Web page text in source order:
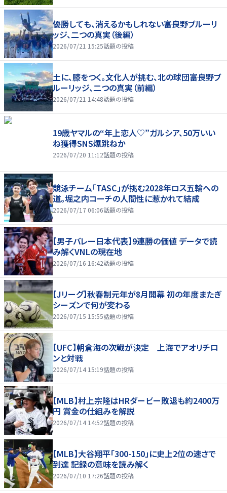
優勝しても、消えるかもしれない――富良野ブルーリ
ッジ、二つの真実（後編）
2026/07/21 15:25話題の投稿
土に、膝をつく。文化人が挑む、北の球団――富良野ブ
ルーリッジ、二つの真実（前編）
2026/07/21 14:48話題の投稿
19歳ヤマルの“年上恋人♡”ガルシア、50万いい
ね獲得SNS爆跳ねか
2026/07/20 11:12話題の投稿
競泳チーム「TASC」が挑む2028年ロス五輪への
道。堀之内コーチの人間性に惹かれて結成
2026/07/17 06:06話題の投稿
【男子バレー日本代表】9連勝の価値 データで読
み解くVNLの現在地
2026/07/16 16:42話題の投稿
【Jリーグ】秋春制元年が8月開幕 初の年度またぎ
シーズンで何が変わる
2026/07/15 15:55話題の投稿
【UFC】朝倉海の次戦が決定 上海でアオリチロ
ンと対戦
2026/07/14 15:19話題の投稿
【MLB】村上宗隆はHRダービー敗退も約2400万
円 賞金の仕組みを解説
2026/07/14 14:52話題の投稿
【MLB】大谷翔平「300-150」に史上2位の速さで
到達 記録の意味を読み解く
2026/07/10 17:26話題の投稿